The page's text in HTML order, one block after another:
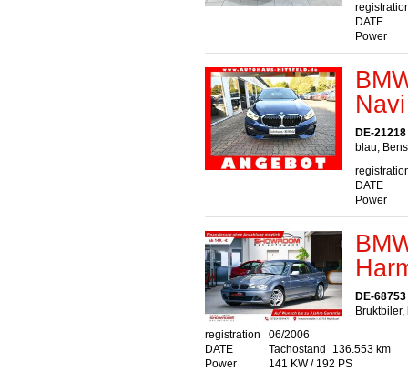
DATE
Power
DE-
blau,
DATE
Power
DE-
registration
DATE
06/2006
Tachostand
136.553 km
Power
141 KW / 192 PS